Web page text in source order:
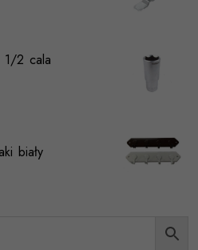
1/2 cala
biały